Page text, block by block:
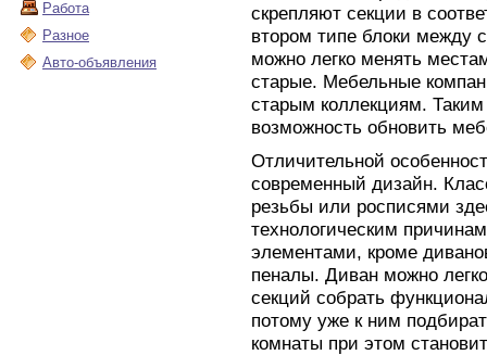
Работа
Разное
Авто-объявления
скрепляют секции в
втором типе блоки между
можно легко менять
старые. Мебельные
старым коллекциям.
возможность обновить
Отличительной
современный дизайн.
резьбы или росписями
технологическим
элементами, кроме
пеналы. Диван можно
секций собрать
потому уже к ним
комнаты при этом